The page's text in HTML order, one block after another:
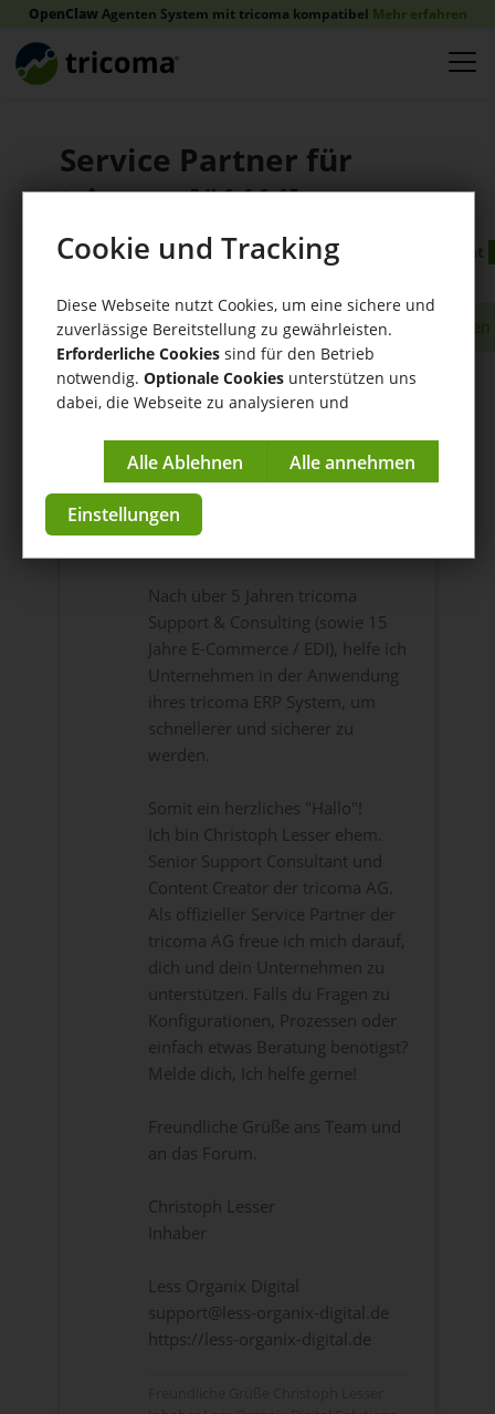
OpenClawAgenten System mit tricoma kompatibel Mehr erfahren
Service Partner für
tricoma [#1414]
Dienstleistungen und mehr
Zur Forenübersicht
Neue Antwort erstellen
Less Organix Digital (1 Beiträge)
Service Partner
für tricoma
Hallo Zusammen!
Nach über 5 Jahren tricoma
Support & Consulting (sowie 15
Jahre E-Commerce / EDI), helfe ich
Unternehmen in der Anwendung
ihres tricoma ERP System, um
schnellerer und sicherer zu
werden.
Somit ein herzliches "Hallo"!
Ich bin Christoph Lesser ehem.
Senior Support Consultant und
Content Creator der tricoma AG.
Als offizieller Service Partner der
tricoma AG freue ich mich darauf,
dich und dein Unternehmen zu
unterstützen. Falls du Fragen zu
Konfigurationen, Prozessen oder
einfach etwas Beratung benötigst?
Melde dich, Ich helfe gerne!
Freundliche Grüße ans Team und
an das Forum.
Christoph Lesser
Inhaber
Less Organix Digital
support@less-organix-digital.de
https://less-organix-digital.de
Cookie und Tracking
Diese Webseite nutzt Cookies, um eine sichere und
zuverlässige Bereitstellung zu gewährleisten.
Erforderliche Cookies sind für den Betrieb
notwendig. Optionale Cookies unterstützen uns
dabei, die Webseite zu analysieren und
Impressum| Datenschutzerklärung
Einstellungen